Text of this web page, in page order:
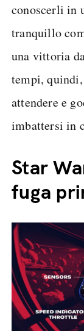
conoscerli in
tranquillo
una vittoria
tempi, quindi,
attendere e
imbattersi in
Star
fuga